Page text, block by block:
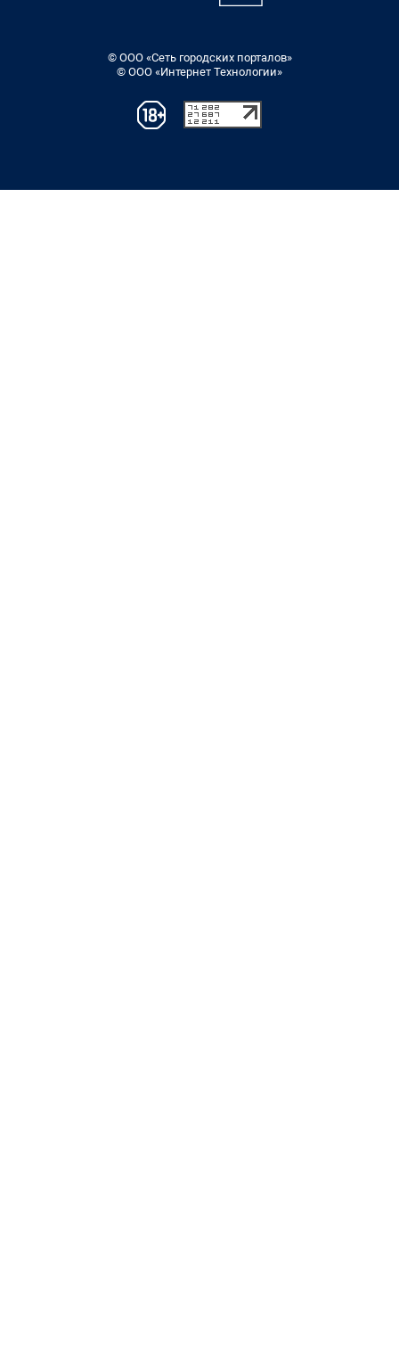
© ООО «Сеть городских порталов»
© ООО «Интернет Технологии»